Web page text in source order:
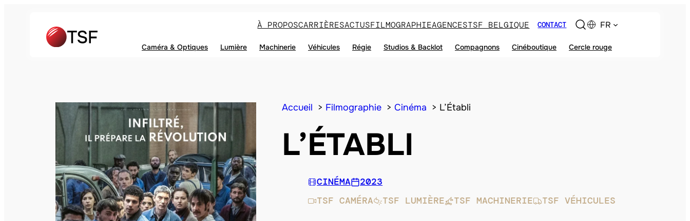
À PROPOSCARRIÈRESACTUSFILMOGRAPHIEAGENCESTSF BELGIQUE CONTACT FR
Caméra & Optiques Lumière Machinerie Véhicules Régie Studios & Backlot Compagnons Cinéboutique Cercle rouge
Accueil Filmographie Cinéma L’Établi
L’ÉTABLI
CINÉMA
2023
TSF CAMÉRA
TSF LUMIÈRE TSF MACHINERIE TSF VÉHICULES